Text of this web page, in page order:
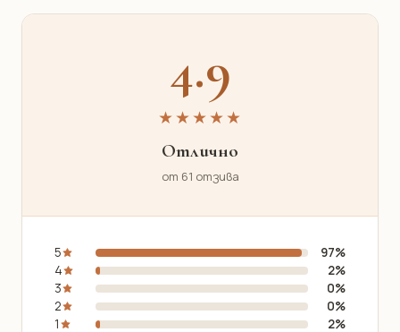
4.9
★★★★★
Отлично
от 61 отзива
5
97%
4
2%
3
0%
2
0%
1
2%